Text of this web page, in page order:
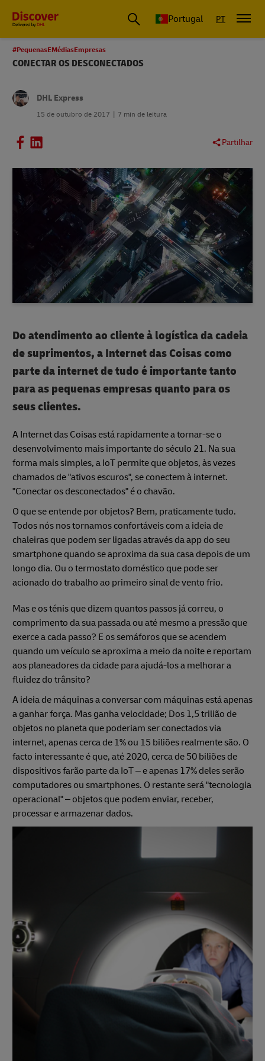
Portugal PT
#PequenasEMédiasEmpresas
CONECTAR OS DESCONECTADOS
DHL Express
15 de outubro de 2017 7 min de leitura
Partilhar
Do atendimento ao cliente à logística da cadeia
de suprimentos, a Internet das Coisas como
parte da internet de tudo é importante tanto
para as pequenas empresas quanto para os
seus clientes.
A Internet das Coisas está rapidamente a tornar-se o
desenvolvimento mais importante do século 21. Na sua
forma mais simples, a IoT permite que objetos, às vezes
chamados de "ativos escuros", se conectem à internet.
"Conectar os desconectados" é o chavão.
O que se entende por objetos? Bem, praticamente tudo.
Todos nós nos tornamos confortáveis com a ideia de
chaleiras que podem ser ligadas através da app do seu
smartphone quando se aproxima da sua casa depois de um
longo dia. Ou o termostato doméstico que pode ser
acionado do trabalho ao primeiro sinal de vento frio.
Mas e os ténis que dizem quantos passos já correu, o
comprimento da sua passada ou até mesmo a pressão que
exerce a cada passo? E os semáforos que se acendem
quando um veículo se aproxima a meio da noite e reportam
aos planeadores da cidade para ajudá-los a melhorar a
fluidez do trânsito?
A ideia de máquinas a conversar com máquinas está apenas
a ganhar força. Mas ganha velocidade; Dos 1,5 trilião de
objetos no planeta que poderiam ser conectados via
internet, apenas cerca de 1% ou 15 biliões realmente são. O
facto interessante é que, até 2020, cerca de 50 biliões de
dispositivos farão parte da IoT – e apenas 17% deles serão
computadores ou smartphones. O restante será "tecnologia
operacional" – objetos que podem enviar, receber,
processar e armazenar dados.